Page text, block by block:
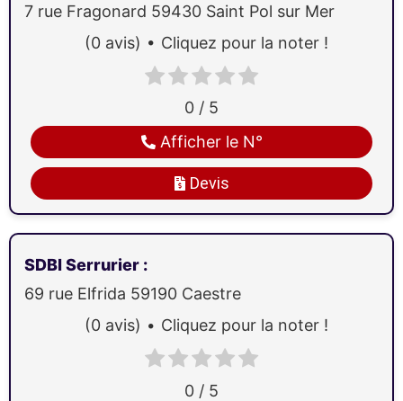
7 rue Fragonard 59430 Saint Pol sur Mer
Devis
Afficher le N°
0 / 5
(0 avis) Cliquez pour la noter !
SDBI Serrurier :
69 rue Elfrida 59190 Caestre
0 / 5
(0 avis) Cliquez pour la noter !